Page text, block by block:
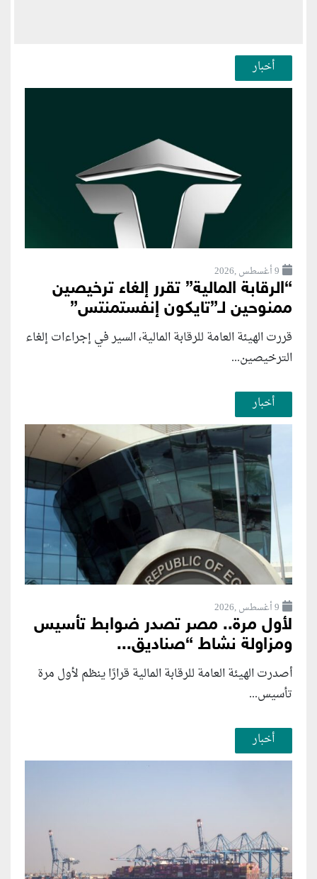
أخبار
9 أغسطس ,2026
“الرقابة المالية” تقرر إلغاء ترخيصين
ممنوحين لـ”تايكون إنفستمنتس”
قررت الهيئة العامة للرقابة المالية، السير في إجراءات إلغاء
الترخيصين...
أخبار
9 أغسطس ,2026
لأول مرة.. مصر تصدر ضوابط تأسيس
ومزاولة نشاط “صناديق...
أصدرت الهيئة العامة للرقابة المالية قرارًا ينظم لأول مرة
تأسيس...
أخبار